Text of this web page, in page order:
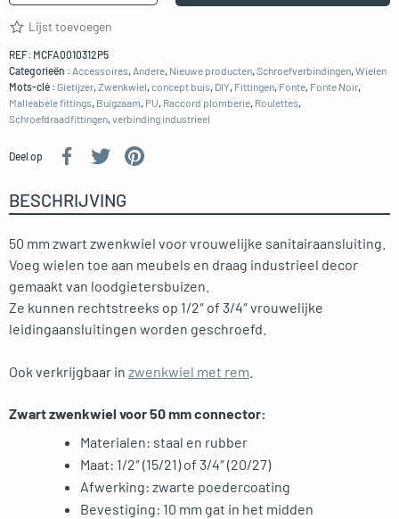
Lijst toevoegen
REF: MCFA0010312P5
Categorieën : Accessoires, Andere, Nieuwe producten, Schroefverbindingen, Wielen
Mots-clé : Gietijzer, Zwenkwiel, concept buis, DIY, Fittingen, Fonte, Fonte Noir,
Malleabele fittings, Buigzaam, PU, Raccord plomberie, Roulettes,
Schroefdraadfittingen, verbinding industrieel
Deel op
BESCHRIJVING
50 mm zwart zwenkwiel voor vrouwelijke sanitairaansluiting.
Voeg wielen toe aan meubels en draag industrieel decor
gemaakt van loodgietersbuizen.
Ze kunnen rechtstreeks op 1/2″ of 3/4″ vrouwelijke
leidingaansluitingen worden geschroefd.
Ook verkrijgbaar in zwenkwiel met rem
Zwart zwenkwiel voor 50 mm connector:
Materialen: staal en rubber
Maat: 1/2″ (15/21) of 3/4″ (20/27)
Afwerking: zwarte poedercoating
Bevestiging: 10 mm gat in het midden